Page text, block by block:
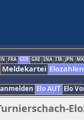
FRA GER GRE INA ITA JPN
Meldekartei Elozahlen
Elo AUT Elo